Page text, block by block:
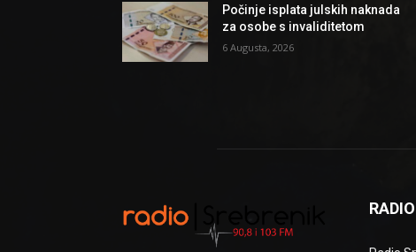
Počinje isplata julskih naknada
za osobe s invaliditetom
6 Augusta, 2026